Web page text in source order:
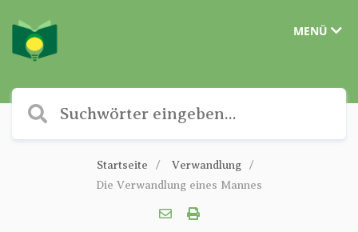
MENÜ
Startseite
Verwandlung
Die Verwandlung eines Mannes